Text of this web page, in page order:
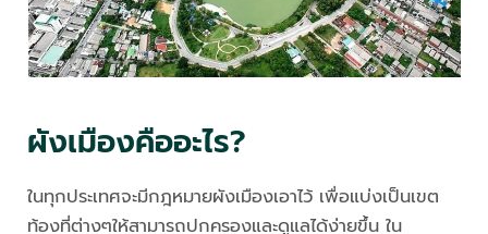
ผังเมืองคืออะไร?
ในทุกประเทศจะมีกฎหมายผังเมืองเอาไว้ เพื่อแบ่งเป็นเขต
ท้องที่ต่างๆให้สามารถปกครองและดูแลได้ง่ายขึ้น ใน